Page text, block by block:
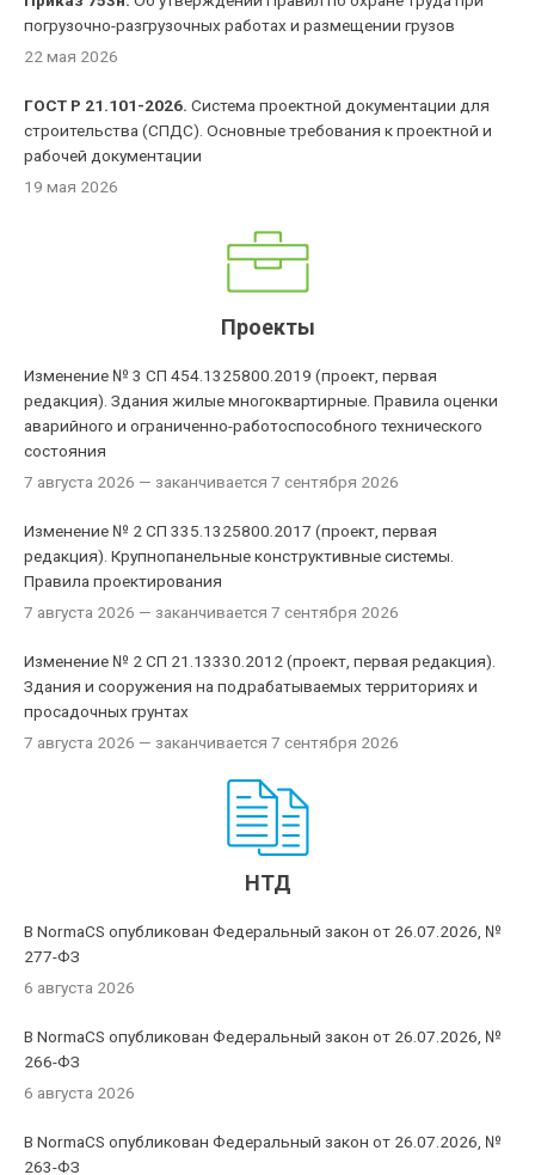
погрузочно-разгрузочных работах и размещении грузов
22 мая 2026
ГОСТ Р 21.101-2026. Система проектной документации для
строительства (СПДС). Основные требования к проектной и
рабочей документации
19 мая 2026
Проекты
Изменение № 3 СП 454.1325800.2019 (проект, первая
редакция). Здания жилые многоквартирные. Правила оценки
аварийного и ограниченно-работоспособного технического
состояния
7 августа 2026 — заканчивается 7 сентября 2026
Изменение № 2 СП 335.1325800.2017 (проект, первая
редакция). Крупнопанельные конструктивные системы.
Правила проектирования
7 августа 2026 — заканчивается 7 сентября 2026
Изменение № 2 СП 21.13330.2012 (проект, первая редакция).
Здания и сооружения на подрабатываемых территориях и
просадочных грунтах
7 августа 2026 — заканчивается 7 сентября 2026
НТД
В NormaCS опубликован Федеральный закон от 26.07.2026, №
277-ФЗ
6 августа 2026
В NormaCS опубликован Федеральный закон от 26.07.2026, №
266-ФЗ
6 августа 2026
В NormaCS опубликован Федеральный закон от 26.07.2026, №
263-ФЗ